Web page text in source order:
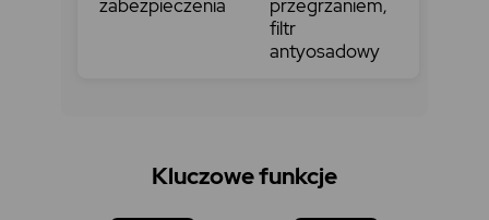
zabezpieczenia
przegrzaniem,
filtr
antyosadowy
Kluczowe funkcje